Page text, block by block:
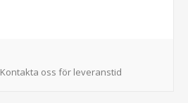
Kontakta oss för leveranstid